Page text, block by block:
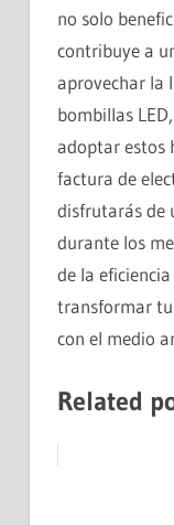
no solo
contribuye a
aprovechar la
bombillas
adoptar estos
factura de
disfrutarás de
durante los
de la
transformar tu
con el medio
Related